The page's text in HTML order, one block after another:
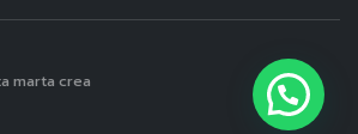
marta crea